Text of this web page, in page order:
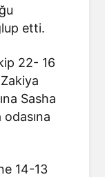
etti.
22- 16
Sasha
14-13